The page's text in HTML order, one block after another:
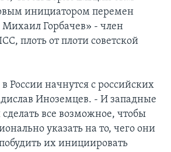
инициатором перемен
Михаил Горбачев» - член
плоть от плоти советской
России начнутся с российских
Иноземцев. - И западные
все возможное, чтобы
указать на то, чего они
их инициировать